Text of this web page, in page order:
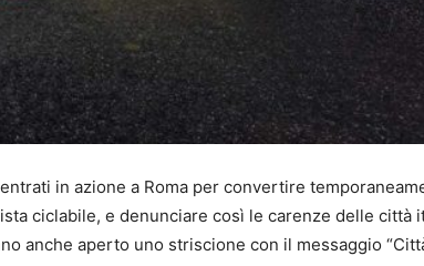
in azione a Roma per convertire
ciclabile, e denunciare così le carenze delle città
anche aperto uno striscione con il messaggio